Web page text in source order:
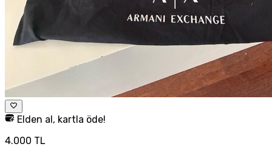
Elden al, kartla öde!
4.000 TL